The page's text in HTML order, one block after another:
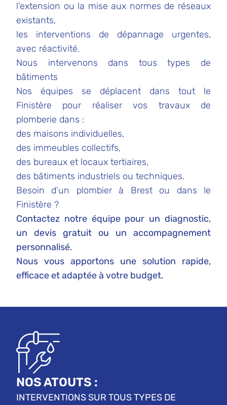
l’extension ou la mise aux normes de réseaux
existants,
les interventions de dépannage urgentes,
avec réactivité.
Nous intervenons dans tous types de
bâtiments
Nos équipes se déplacent dans tout le
Finistère pour réaliser vos travaux de
plomberie dans :
des maisons individuelles,
des immeubles collectifs,
des bureaux et locaux tertiaires,
des bâtiments industriels ou techniques.
Besoin d’un plombier à Brest ou dans le
Finistère ?
Contactez notre équipe pour un diagnostic,
un devis gratuit ou un accompagnement
personnalisé.
Nous vous apportons une solution rapide,
efficace et adaptée à votre budget.
NOS ATOUTS :
INTERVENTIONS SUR TOUS TYPES DE